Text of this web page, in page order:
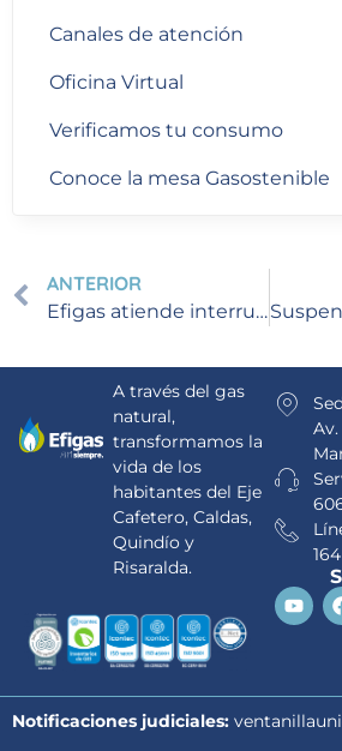
Canales de atención
Oficina Virtual
Verificamos tu consumo
Conoce la mesa Gasostenible
ANTERIOR
Efigas atiende interrupción del servicio de gas natural en sectores de Armenia
A través del gas
natural,
transformamos la
vida de los
habitantes del Eje
Cafetero, Caldas,
Quindío y
Risaralda.
164
Notificaciones judiciales: